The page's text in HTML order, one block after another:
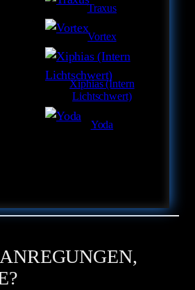
Traxus
Vortex
Xiphias (Intern
Lichtschwert)
Yoda